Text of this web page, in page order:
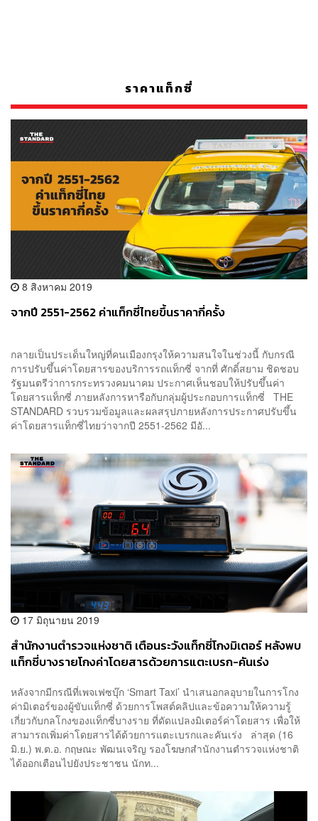
ราคาแท็กซี่
8 สิงหาคม 2019
จากปี 2551-2562 ค่าแท็กซี่ไทยขึ้นราคากี่ครั้ง
กลายเป็นประเด็นใหญ่ที่คนเมืองกรุงให้ความสนใจในช่วงนี้ กับกรณี
การปรับขึ้นค่าโดยสารของบริการรถแท็กซี่ จากที่ ศักดิ์สยาม ชิดชอบ
รัฐมนตรีว่าการกระทรวงคมนาคม ประกาศเห็นชอบให้ปรับขึ้นค่า
โดยสารแท็กซี่ ภายหลังการหารือกับกลุ่มผู้ประกอบการแท็กซี่ THE
STANDARD รวบรวมข้อมูลและผลสรุปภายหลังการประกาศปรับขึ้น
ค่าโดยสารแท็กซี่ไทยว่าจากปี 2551-2562 มีอั...
17 มิถุนายน 2019
สำนักงานตำรวจแห่งชาติ เตือนระวังแท็กซี่โกงมิเตอร์ หลังพบ
แท็กซี่บางรายโกงค่าโดยสารด้วยการแตะเบรก-คันเร่ง
หลังจากมีกรณีที่เพจเฟซบุ๊ก ‘Smart Taxi’ นำเสนอกลอุบายในการโกง
ค่ามิเตอร์ของผู้ขับแท็กซี่ ด้วยการโพสต์คลิปและข้อความให้ความรู้
เกี่ยวกับกลโกงของแท็กซี่บางราย ที่ดัดแปลงมิเตอร์ค่าโดยสาร เพื่อให้
สามารถเพิ่มค่าโดยสารได้ด้วยการแตะเบรกและคันเร่ง ล่าสุด (16
มิ.ย.) พ.ต.อ. กฤษณะ พัฒนเจริญ รองโฆษกสำนักงานตำรวจแห่งชาติ
ได้ออกเตือนไปยังประชาชน นักท...